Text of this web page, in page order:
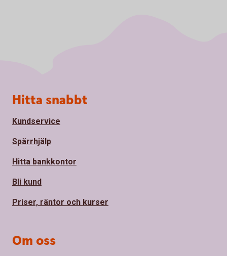
Sidfot
Hitta snabbt
Kundservice
Spärrhjälp
Hitta bankkontor
Bli kund
Priser, räntor och kurser
Om oss